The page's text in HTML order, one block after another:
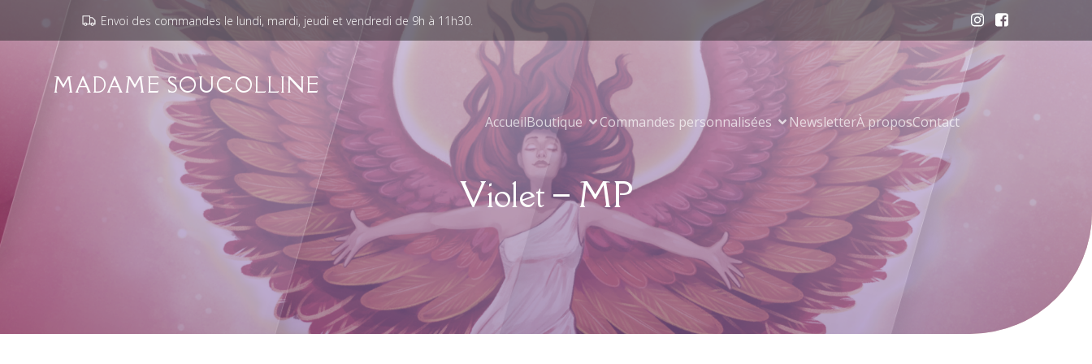
Envoi des commandes le lundi, mardi, jeudi et vendredi de 9h à 11h30.
MADAME SOUCOLLINE
AccueilBoutique Commandes personnalisées NewsletterÀ proposContact
Violet – MP